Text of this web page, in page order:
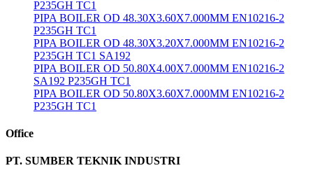
P235GH TC1
PIPA BOILER OD 48.30X3.60X7.000MM EN10216-2
P235GH TC1
PIPA BOILER OD 48.30X3.20X7.000MM EN10216-2
P235GH TC1 SA192
PIPA BOILER OD 50.80X4.00X7.000MM EN10216-2
SA192 P235GH TC1
PIPA BOILER OD 50.80X3.60X7.000MM EN10216-2
P235GH TC1
Office
PT. SUMBER TEKNIK INDUSTRI